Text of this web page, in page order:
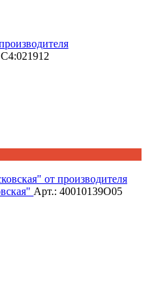
Арт.: 40010139О05